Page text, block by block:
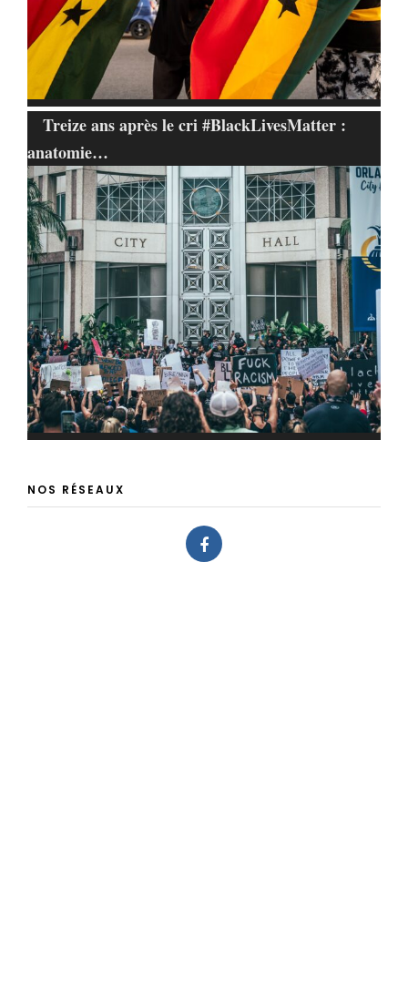
Treize ans après le cri #BlackLivesMatter :
anatomie…
NOS RÉSEAUX